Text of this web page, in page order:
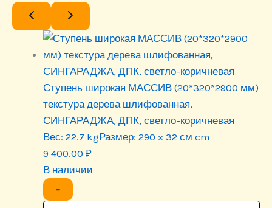
Ступень широкая МАССИВ (20*320*2900 мм)
текстура дерева шлифованная,
СИНГАРАДЖА, ДПК, светло-коричневая
Вес: 22.7 kgРазмер: 290 × 32 см cm
9 400.00 ₽
В наличии
−